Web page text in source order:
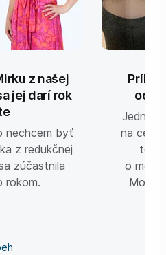
z našej
jej darí rok
nechcem byť
z redukčnej
zúčastnila
rokom.
Jedna
na
o